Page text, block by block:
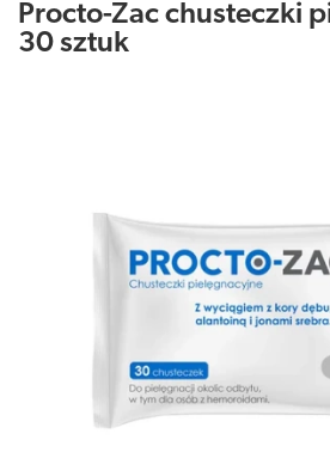
Procto-Zac chusteczki
30 sztuk